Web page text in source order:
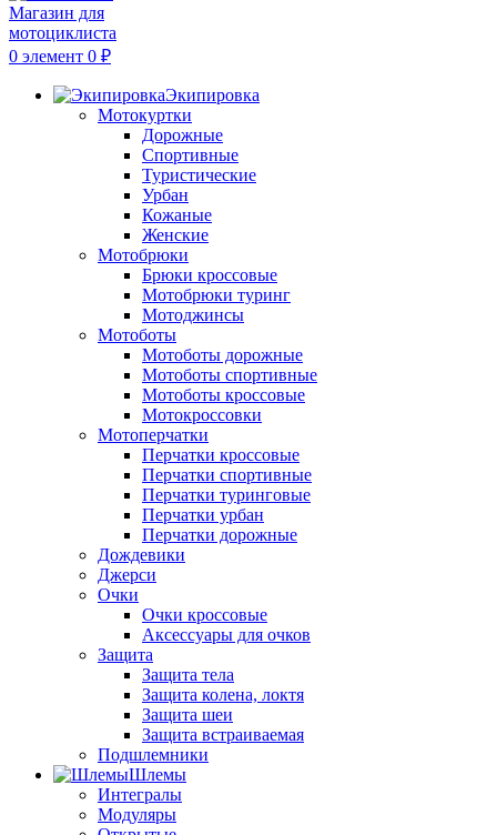
0 элемент 0 ₽
Экипировка
Мотокуртки
Дорожные
Спортивные
Туристические
Урбан
Кожаные
Женские
Мотобрюки
Брюки кроссовые
Мотобрюки туринг
Мотоджинсы
Мотоботы
Мотоботы дорожные
Мотоботы спортивные
Мотоботы кроссовые
Мотокроссовки
Мотоперчатки
Перчатки кроссовые
Перчатки спортивные
Перчатки туринговые
Перчатки урбан
Перчатки дорожные
Дождевики
Джерси
Очки
Очки кроссовые
Аксессуары для очков
Защита
Защита тела
Защита колена, локтя
Защита шеи
Защита встраиваемая
Подшлемники
Шлемы
Интегралы
Модуляры